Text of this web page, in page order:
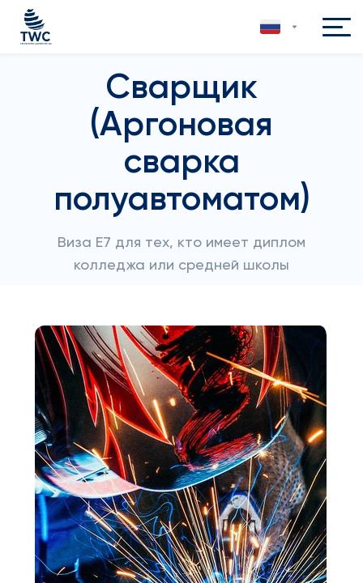
Сварщик
(Аргоновая
сварка
полуавтоматом)
Виза E7 для тех, кто имеет диплом
колледжа или средней школы